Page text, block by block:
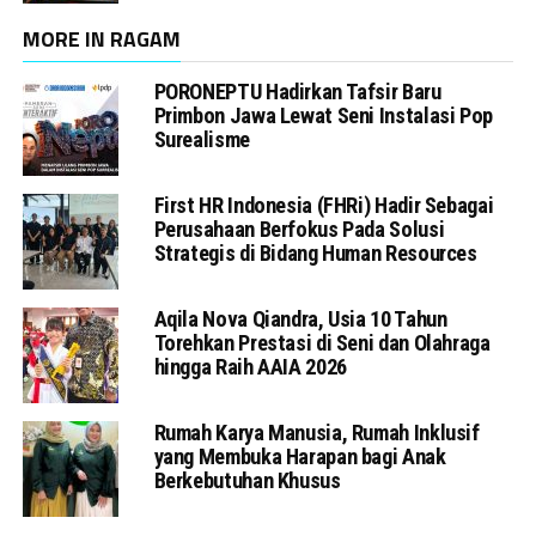
MORE IN RAGAM
PORONEPTU Hadirkan Tafsir Baru
Primbon Jawa Lewat Seni Instalasi Pop
Surealisme
First HR Indonesia (FHRi) Hadir Sebagai
Perusahaan Berfokus Pada Solusi
Strategis di Bidang Human Resources
Aqila Nova Qiandra, Usia 10 Tahun
Torehkan Prestasi di Seni dan Olahraga
hingga Raih AAIA 2026
Rumah Karya Manusia, Rumah Inklusif
yang Membuka Harapan bagi Anak
Berkebutuhan Khusus